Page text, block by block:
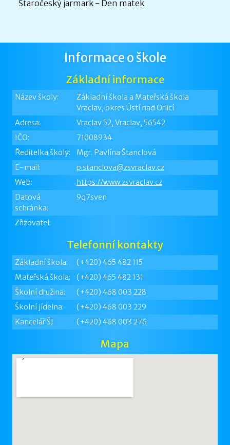
Staročeský jarmark - Den matek
Informace o škole
Základní informace
Název školy:
Základní škola a Mateřská škola
Vraclav, okres Ústí nad Orlicí
Adresa:
Vraclav 52, Vraclav, 56542
IČO:
71008934
Ředitelka školy:
Mgr. Pavlína Štanclová
E-mail:
p.stanclova@zsvraclav.cz
Web:
https://www.zsvraclav.cz
Datová
schránka:
9q7sven
Zřizovatel:
Telefonní kontakty
Základní škola:
(+420) 465 482 115
Mateřská škola:
(+420) 465 482 131
Školní družina:
(+420) 468 003 228
Školní jídelna:
(+420) 468 003 229
Kancelář ŠJ
(+420) 468 003 276
Mapa